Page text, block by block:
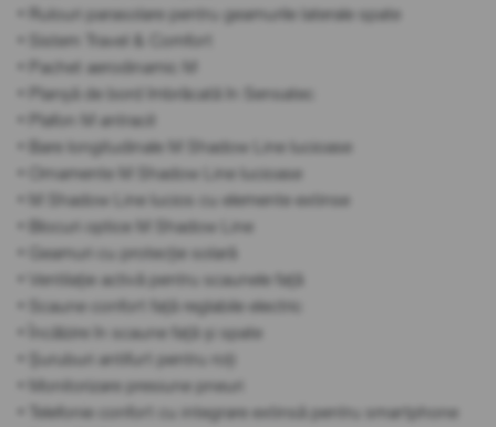
• Rulouri parasolare pentru geamurile laterale spate
• Sistem Travel & Comfort
• Pachet aerodinamic M
• Planșă de bord îmbrăcată în Sensatec
• Plafon M antracit
• Bare longitudinale M Shadow Line lucioase
• Ornamente M Shadow Line lucioase
• M Shadow Line lucios cu elemente extinse
• Blocuri optice M Shadow Line
• Geamuri cu protecție solară
• Ventilație activă pentru scaunele față
• Scaune confort față reglabile electric
• Încălzire în scaune față și spate
• Șuruburi antifurt pentru roți
• Monitorizare presiune pneuri
• Telefonie confort cu integrare extinsă pentru smartphone